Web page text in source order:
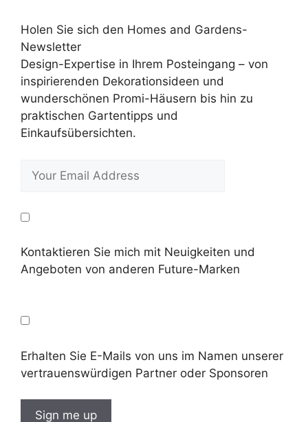
Holen Sie sich den Homes and Gardens-
Newsletter
Design-Expertise in Ihrem Posteingang – von
inspirierenden Dekorationsideen und
wunderschönen Promi-Häusern bis hin zu
praktischen Gartentipps und
Einkaufsübersichten.
Kontaktieren Sie mich mit Neuigkeiten und
Angeboten von anderen Future-Marken
Erhalten Sie E-Mails von uns im Namen unserer
vertrauenswürdigen Partner oder Sponsoren